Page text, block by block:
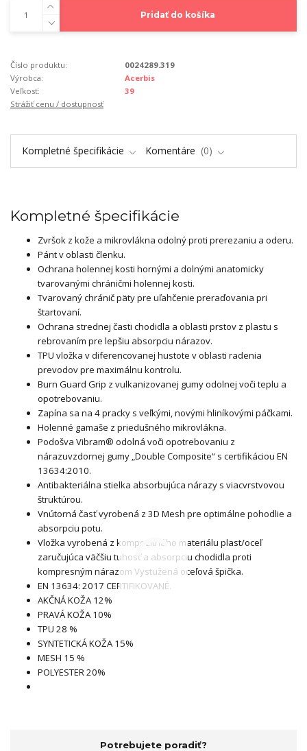
Pridať do košíka
Číslo produktu:
0024289.319
Výrobca:
Acerbis
Veľkosť:
39
Strážiť cenu / dostupnosť
Kompletné špecifikácie Komentáre 0
Kompletné špecifikácie
Zvršok z kože a mikrovlákna odolný proti prerezaniu a oderu.
Pánt v oblasti členku.
Ochrana holennej kosti hornými a dolnými anatomicky
tvarovanými chráničmi holennej kosti.
Tvarovaný chránič päty pre uľahčenie preraďovania pri
štartovaní.
Ochrana strednej časti chodidla a oblasti prstov z plastu s
rebrovaním pre lepšiu absorpciu nárazov.
TPU vložka v diferencovanej hustote v oblasti radenia
prevodov pre maximálnu kontrolu.
Burn Guard Grip z vulkanizovanej gumy odolnej voči teplu a
opotrebovaniu.
Zapína sa na 4 pracky s veľkými, novými hliníkovými páčkami.
Holenné gamaše z priedušného mikrovlákna.
Podošva Vibram® odolná voči opotrebovaniu z
nárazuvzdornej gumy „Double Composite“ s certifikáciou EN
13634:2010.
Antibakteriálna stielka absorbujúca nárazy s viacvrstvovou
štruktúrou.
Vnútorná časť vyrobená z 3D Mesh pre optimálne pohodlie a
absorpciu potu.
Vložka vyrobená z kompozitného materiálu plast/oceľ
zaručujúca väčšiu tuhosť a absorpciu chodidla proti
kompresným nárazom Vystužená oceľová špička.
EN 13634: 2017 CERTIFIKOVANÉ.
AKČNÁ KOŽA 12%
PRAVÁ KOŽA 10%
TPU 28 %
SYNTETICKÁ KOŽA 15%
MESH 15 %
POLYESTER 20%
Potrebujete poradiť?